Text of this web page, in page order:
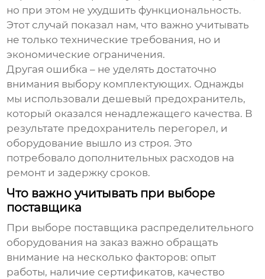
но при этом не ухудшить функциональность.
Этот случай показал нам, что важно учитывать
не только технические требования, но и
экономические ограничения.
Другая ошибка – не уделять достаточно
внимания выбору комплектующих. Однажды
мы использовали дешевый предохранитель,
который оказался ненадлежащего качества. В
результате предохранитель перегорел, и
оборудование вышло из строя. Это
потребовало дополнительных расходов на
ремонт и задержку сроков.
Что важно учитывать при выборе
поставщика
При выборе поставщика распределительного
оборудования на заказ важно обращать
внимание на несколько факторов: опыт
работы, наличие сертификатов, качество